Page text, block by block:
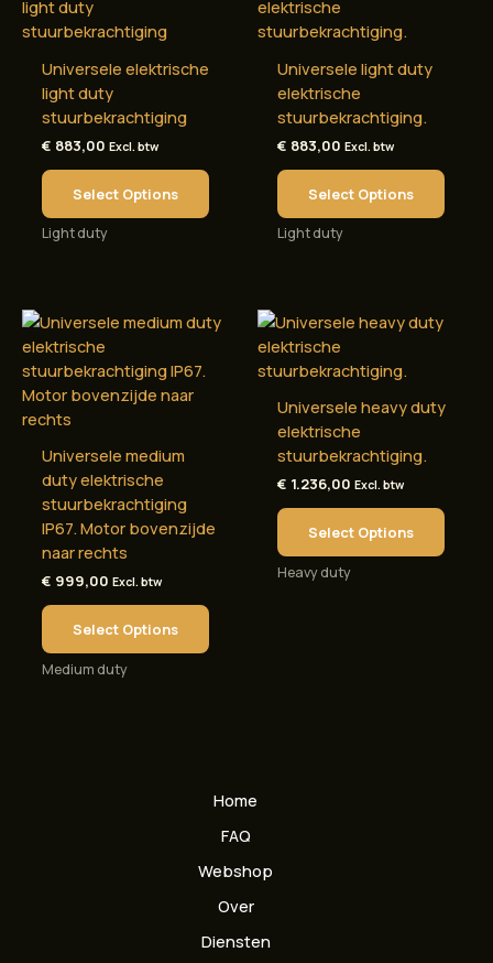
Universele elektrische
light duty
stuurbekrachtiging
€ 883,00 Excl. btw
Select Options
Light duty
Universele light duty
elektrische
stuurbekrachtiging.
€ 883,00 Excl. btw
Select Options
Light duty
Universele medium
duty elektrische
stuurbekrachtiging
IP67. Motor bovenzijde
naar rechts
€ 999,00 Excl. btw
Select Options
Medium duty
Universele heavy duty
elektrische
stuurbekrachtiging.
€ 1.236,00 Excl. btw
Select Options
Heavy duty
Home
FAQ
Webshop
Over
Diensten